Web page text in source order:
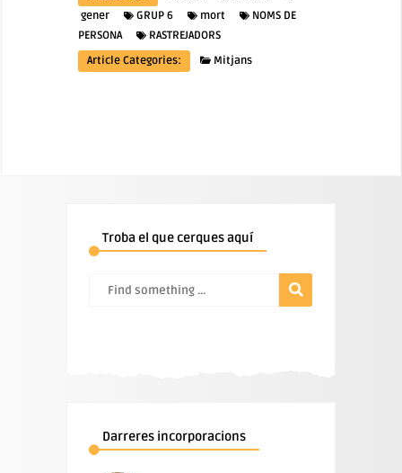
gener
GRUP 6 mort
NOMS DE
PERSONA
RASTREJADORS
Article Categories:
Mitjans
Troba el que cerques aquí
Darreres incorporacions